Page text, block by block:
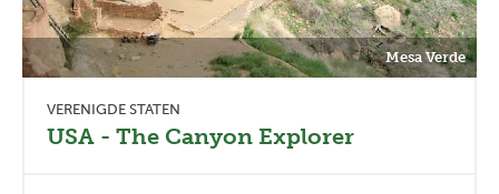
Mesa Verde
VERENIGDE STATEN
USA - The Canyon Explorer